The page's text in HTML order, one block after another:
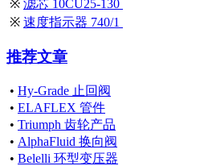
※ 滤芯 10CU25-130
※ 速度指示器 740/1
推荐文章
• Hy-Grade 止回阀
• ELAFLEX 管件
• Triumph 齿轮产品
• AlphaFluid 换向阀
• Belelli 环型变压器